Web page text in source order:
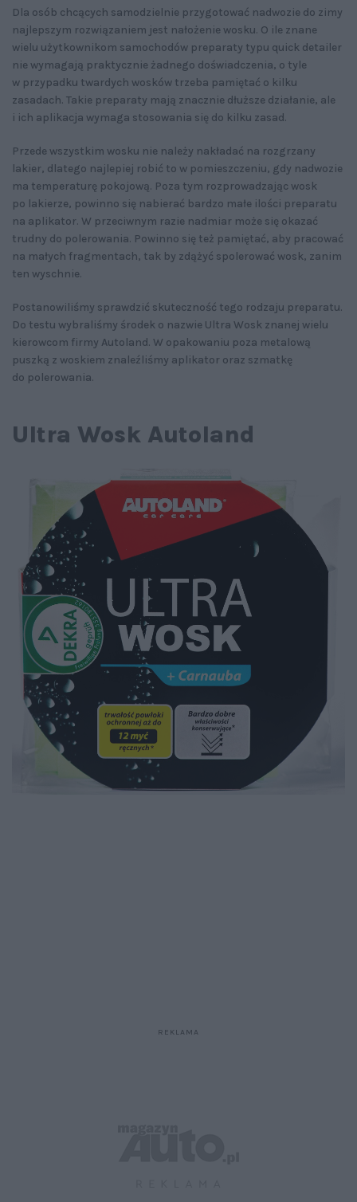
Dla osób chcących samodzielnie przygotować nadwozie do zimy
najlepszym rozwiązaniem jest nałożenie wosku. O ile znane
wielu użytkownikom samochodów preparaty typu quick detailer
nie wymagają praktycznie żadnego doświadczenia, o tyle
w przypadku twardych wosków trzeba pamiętać o kilku
zasadach. Takie preparaty mają znacznie dłuższe działanie, ale
i ich aplikacja wymaga stosowania się do kilku zasad.
Przede wszystkim wosku nie należy nakładać na rozgrzany
lakier, dlatego najlepiej robić to w pomieszczeniu, gdy nadwozie
ma temperaturę pokojową. Poza tym rozprowadzając wosk
po lakierze, powinno się nabierać bardzo małe ilości preparatu
na aplikator. W przeciwnym razie nadmiar może się okazać
trudny do polerowania. Powinno się też pamiętać, aby pracować
na małych fragmentach, tak by zdążyć spolerować wosk, zanim
ten wyschnie.
Postanowiliśmy sprawdzić skuteczność tego rodzaju preparatu.
Do testu wybraliśmy środek o nazwie Ultra Wosk znanej wielu
kierowcom firmy Autoland. W opakowaniu poza metalową
puszką z woskiem znaleźliśmy aplikator oraz szmatkę
do polerowania.
Ultra Wosk Autoland